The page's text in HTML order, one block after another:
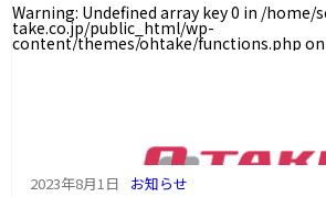
Warning: Undefined array key 0 in /home/
take.co.jp/public_html/wp-
content/themes/ohtake/functions.php
2023年8月1日 お知らせ